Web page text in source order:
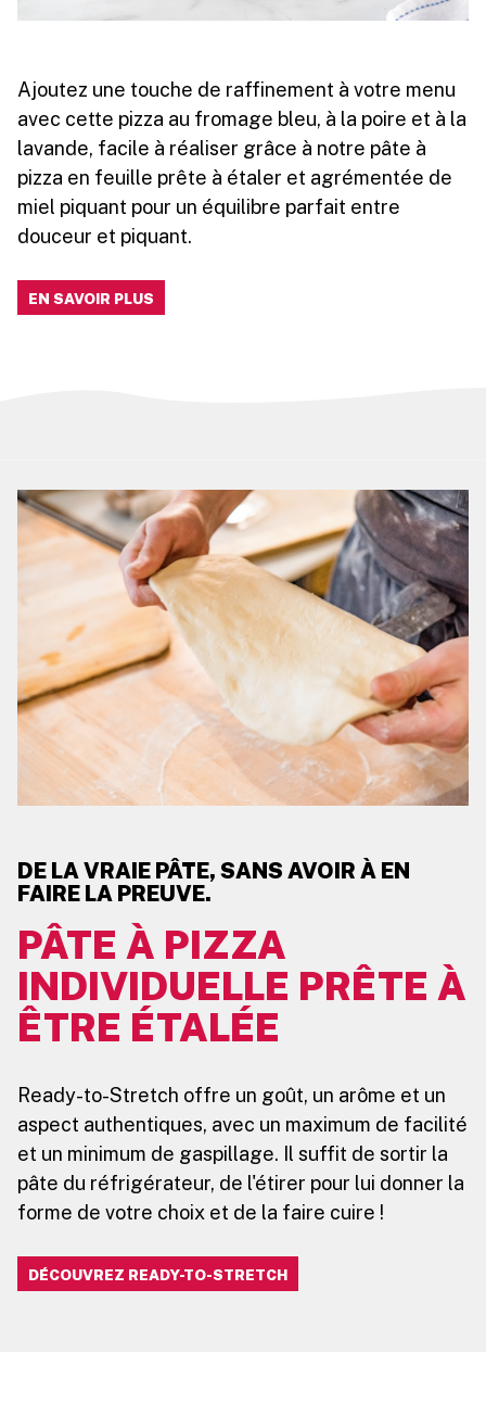
Ajoutez une touche de raffinement à votre menu
avec cette pizza au fromage bleu, à la poire et à la
lavande, facile à réaliser grâce à notre pâte à
pizza en feuille prête à étaler et agrémentée de
miel piquant pour un équilibre parfait entre
douceur et piquant.
EN SAVOIR PLUS
DE LA VRAIE PÂTE, SANS AVOIR À EN
FAIRE LA PREUVE.
PÂTE À PIZZA
INDIVIDUELLE PRÊTE À
ÊTRE ÉTALÉE
Ready-to-Stretch offre un goût, un arôme et un
aspect authentiques, avec un maximum de facilité
et un minimum de gaspillage. Il suffit de sortir la
pâte du réfrigérateur, de l'étirer pour lui donner la
forme de votre choix et de la faire cuire !
DÉCOUVREZ READY-TO-STRETCH